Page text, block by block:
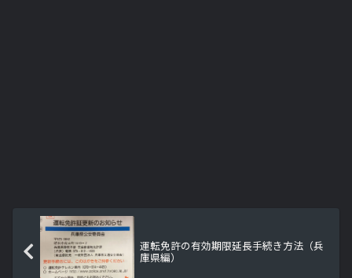
運転免許の有効期限延長手続き方法（兵
庫県編）